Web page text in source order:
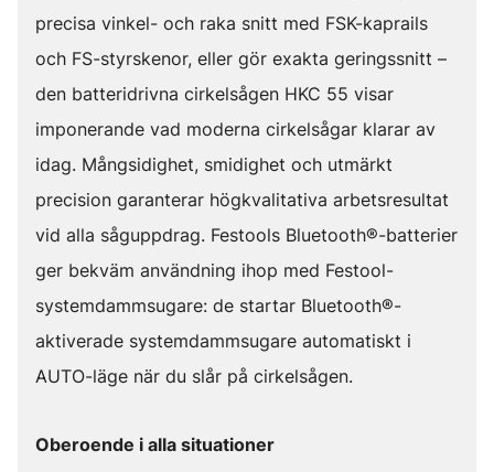
precisa vinkel- och raka snitt med FSK-kaprails
och FS-styrskenor, eller gör exakta geringssnitt –
den batteridrivna cirkelsågen HKC 55 visar
imponerande vad moderna cirkelsågar klarar av
idag. Mångsidighet, smidighet och utmärkt
precision garanterar högkvalitativa arbetsresultat
vid alla såguppdrag. Festools Bluetooth®-batterier
ger bekväm användning ihop med Festool-
systemdammsugare: de startar Bluetooth®-
aktiverade systemdammsugare automatiskt i
AUTO-läge när du slår på cirkelsågen.
Oberoende i alla situationer